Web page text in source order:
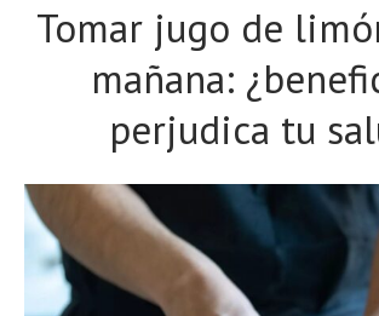
Tomar jugo de
mañana:
perjudica tu